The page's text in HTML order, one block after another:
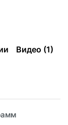
Видео (1)